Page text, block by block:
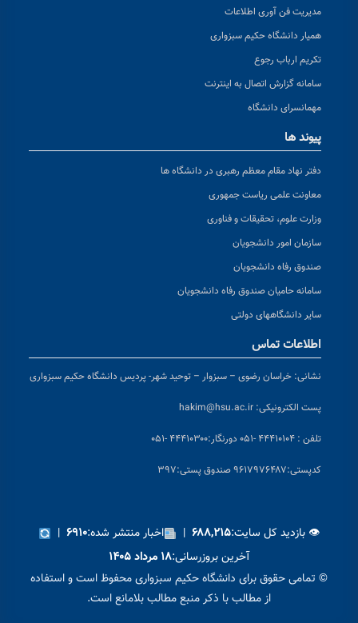
مدیریت فن آوری اطلاعات
همیار دانشگاه حکیم سبزواری
تکریم ارباب رجوع
سامانه گزارش اتصال به اینترنت
مهمانسرای دانشگاه
پیوند ها
دفتر نهاد مقام معظم رهبری در دانشگاه ها
معاونت علمی ریاست جمهوری
وزارت علوم، تحقیقات و فناوری
سازمان امور دانشجویان
صندوق رفاه دانشجویان
سامانه حامیان صندوق رفاه دانشجویان
سایر دانشگاههای دولتی
اطلاعات تماس
نشانی: خراسان رضوی – سبزوار – توحید شهر- پردیس دانشگاه حکیم سبزواری
پست الکترونیکی: hakim@hsu.ac.ir
تلفن : ۴۴۴۱۰۱۰۴ -۰۵۱ دورنگار:۴۴۴۱۰۳۰۰ -۰۵۱
کدپستی:۹۶۱۷۹۷۶۴۸۷ صندوق پستی:۳۹۷
👁 بازدید کل سایت:۶۸۸,۲۱۵ | اخبار منتشر شده:۶۹۱۰ |
آخرین بروزرسانی:۱۸ مرداد ۱۴۰۵
© تمامی حقوق برای دانشگاه حکیم سبزواری محفوظ است و استفاده
از مطالب با ذکر منبع مطالب بلامانع است.